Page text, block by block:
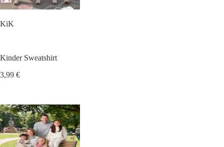
KiK
Kinder Sweatshirt
3,99 €